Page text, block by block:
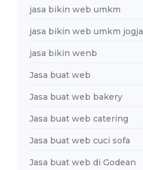
jasa bikin web umkm
jasa bikin web umkm jogja
jasa bikin wenb
Jasa buat web
Jasa buat web bakery
Jasa buat web catering
Jasa buat web cuci sofa
Jasa buat web di Godean